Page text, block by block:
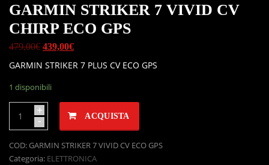
GARMIN STRIKER 7 VIVID CV
CHIRP ECO GPS
479,00€ 439,00€
GARMIN STRIKER 7 PLUS CV ECO GPS
1 disponibili
+
- ACQUISTA
COD:GARMIN STRIKER 7 VIVID CV ECO GPS
Categoria: ELETTRONICA